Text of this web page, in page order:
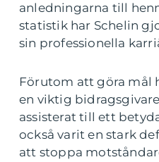
anledningarna till
statistik har Schelin
sin professionella
Förutom att göra mål
en viktig
assisterat till ett
också varit en stark
att stoppa